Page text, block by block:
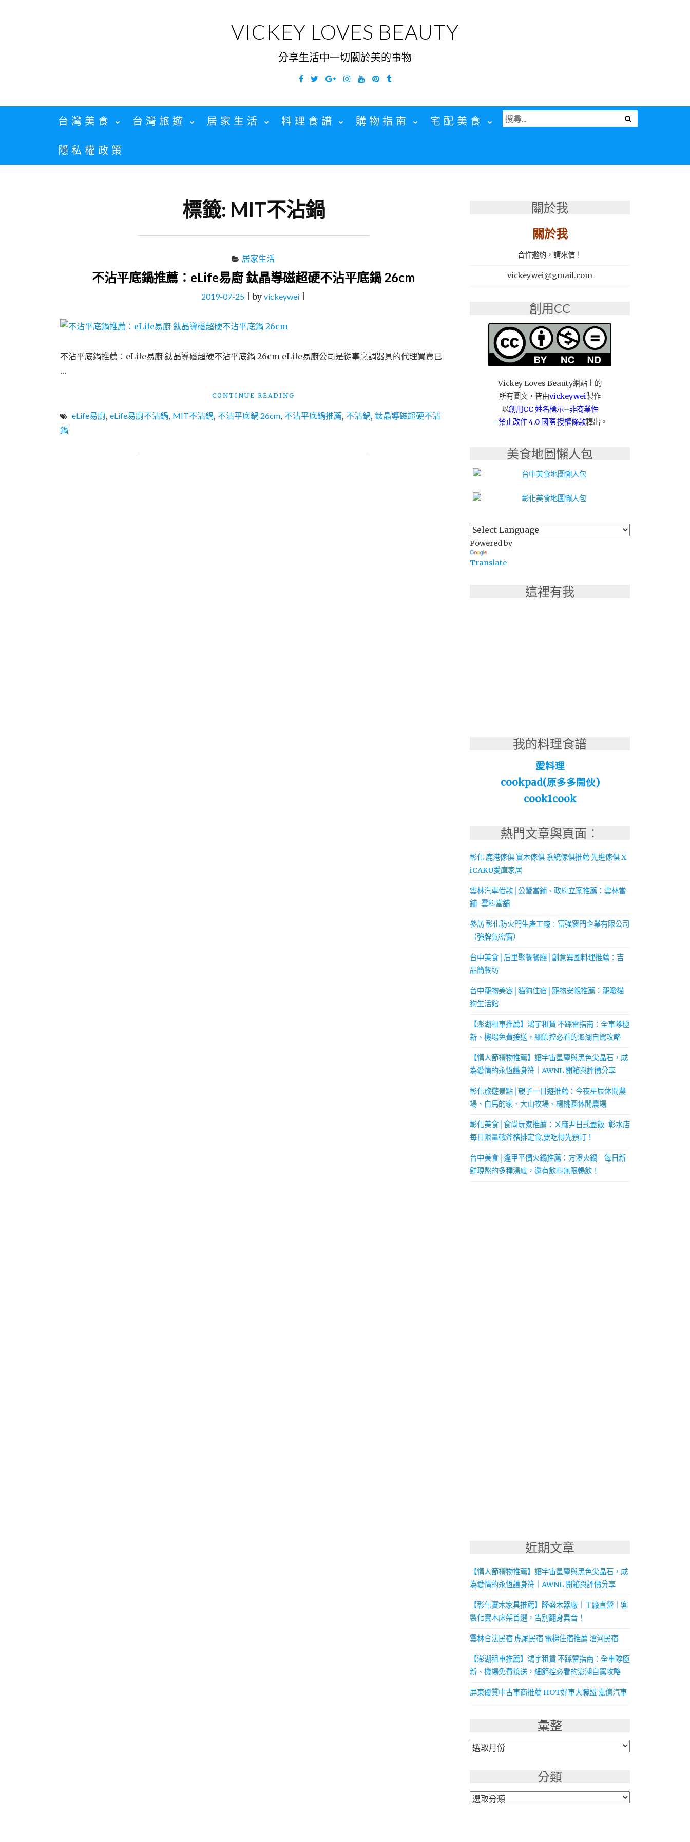
VICKEY LOVES BEAUTY
分享生活中一切關於美的事物
Facebook
TwitterGoogleInstagramYouTubePinterest
Tumblr
台灣美食 台灣旅遊 居家生活 料理食譜 購物指南 宅配美食
隱私權政策
Menu
搜
尋
標籤: MIT不沾鍋
居家生活
不沾平底鍋推薦：eLife易廚 鈦晶導磁超硬不沾平底鍋 26cm
2019-07-25 |by vickeywei
不沾平底鍋推薦：eLife易廚 鈦晶導磁超硬不沾平底鍋 26cm eLife易廚公司是從事烹調器具的代理買賣已
…
CONTINUE READING
平
eLife易廚, eLife易廚不沾鍋, MIT不沾鍋, 不沾平底鍋 26cm, 不沾平底鍋推薦, 不沾鍋, 鈦晶導磁超硬不沾
鍋
關於我
關於我
合作邀約，請來信！
vickeywei@gmail.com
創用CC
Vickey Loves Beauty網站上的
所有圖文，皆由vickeywei製作
以創用CC 姓名標示–非商業性
–禁止改作4.0 國際 授權條款釋出。
美食地圖懶人包
Powered by
Translate
這裡有我
我的料理食譜
愛料理
cookpad(原多多開伙)
cook1cook
熱門文章與頁面︰
彰化 鹿港傢俱 實木傢俱 系統傢俱推薦 先進傢俱 X
iCAKU愛庫家居
雲林汽車借款│公營當鋪、政府立案推薦：雲林當
鋪-雲科當舖
參訪 彰化防火門生產工廠：富強窗門企業有限公司
（強牌氣密窗）
台中美食│后里聚餐餐廳│創意異國料理推薦：吉
品簡餐坊
台中寵物美容│貓狗住宿│寵物安親推薦：寵曖貓
狗生活館
【澎湖租車推薦】鴻宇租賃 不踩雷指南：全車隊極
新、機場免費接送，細節控必看的澎湖自駕攻略
【情人節禮物推薦】讓宇宙星塵與黑色尖晶石，成
為愛情的永恆護身符｜AWNL 開箱與評價分享
彰化旅遊景點│親子一日遊推薦：今夜星辰休閒農
場、白馬的家、大山牧場、楊桃園休閒農場
彰化美食│食尚玩家推薦：ㄨ麻尹日式蓋飯-彰水店
每日限量戰斧豬排定食,要吃得先預訂！
台中美食│逢甲平價火鍋推薦：方澄火鍋 每日新
鮮現熬的多種湯底，還有飲料無限暢飲！
近期文章
【情人節禮物推薦】讓宇宙星塵與黑色尖晶石，成
為愛情的永恆護身符｜AWNL 開箱與評價分享
【彰化實木家具推薦】隆盛木器廠｜工廠直營｜客
製化實木床架首選，告別翻身異音！
雲林合法民宿 虎尾民宿 電梯住宿推薦 澐河民宿
【澎湖租車推薦】鴻宇租賃 不踩雷指南：全車隊極
新、機場免費接送，細節控必看的澎湖自駕攻略
屏東優質中古車商推薦 HOT好車大聯盟 嘉億汽車
彙整
彙
分類
分